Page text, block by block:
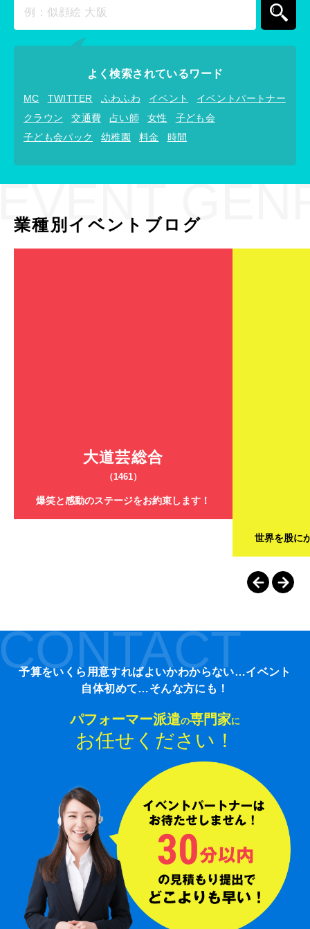
よく検索されているワード
MC TWITTER ふわふわ イベント
イベントパートナー
クラウン
交通費 占い師 女性
子ども会
子ども会パック
幼稚園 料金 時間
業種別イベントブログ
大道芸総合
（1461）
爆笑と感動のステージをお約束します！
世界を股に
予算をいくら用意すればよいかわからない…イベント
自体初めて…そんな方にも！
パフォーマー派遣の専門家に
お任せください！